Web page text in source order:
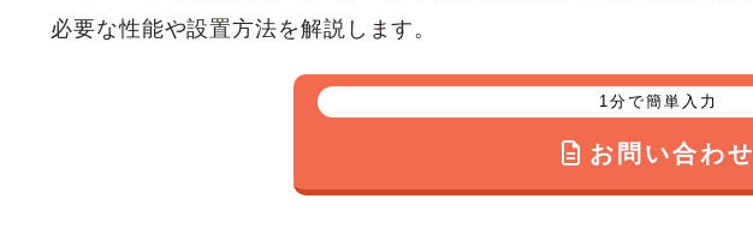
必要な性能や設置方法を解説します。
1分で簡単入力
お問い合わせ